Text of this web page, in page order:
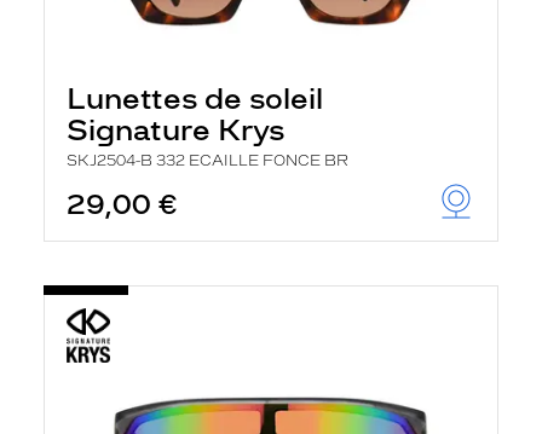
Lunettes de soleil
Signature Krys
SKJ2504-B 332 ECAILLE FONCE BR
29,00 €